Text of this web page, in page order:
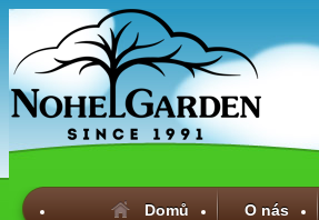
Domů O nás